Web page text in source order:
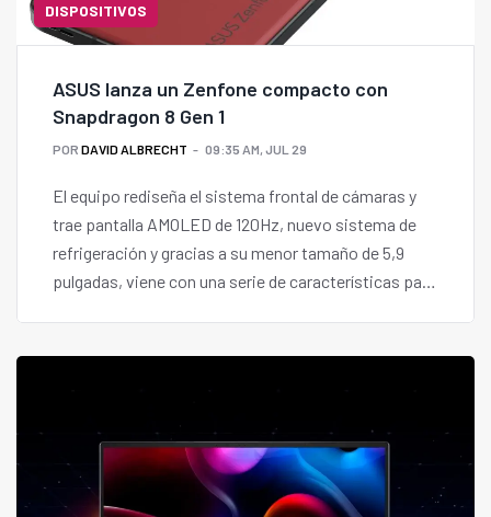
DISPOSITIVOS
ASUS lanza un Zenfone compacto con
Snapdragon 8 Gen 1
POR DAVID ALBRECHT 09:35 AM, JUL 29
El equipo rediseña el sistema frontal de cámaras y
trae pantalla AMOLED de 120Hz, nuevo sistema de
refrigeración y gracias a su menor tamaño de 5,9
pulgadas, viene con una serie de características para